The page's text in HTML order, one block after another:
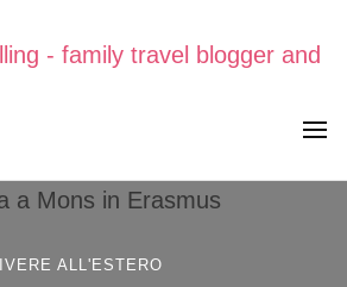
senza stress. Con curiosità, lentezza e
ALL'ESTERO